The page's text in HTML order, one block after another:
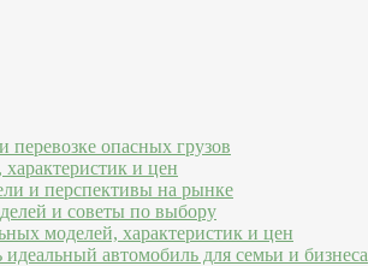
перевозке опасных грузов
и цен
и перспективы на рынке
и советы по выбору
моделей, характеристик и цен
автомобиль для семьи и бизнеса